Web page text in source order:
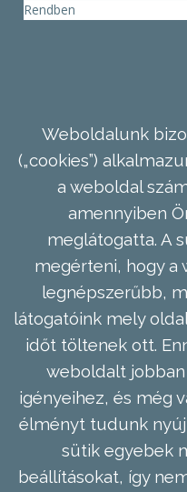
Rendben
Weboldalunk
(„cookies”)
a weboldal
amennyiben
meglátogatta. A
megérteni, hogy a
legnépszerűbb,
látogatóink mely
időt töltenek ott.
weboldalt
igényeihez, és még
élményt tudunk
sütik egyebek
beállításokat, így